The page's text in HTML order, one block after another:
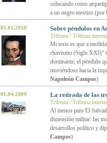
colocando como
a un negro mestizo (por
05.01.2010 Sobre péndulos en
Tribuna / Tribuna
Mi tesis es que a
chavismo (Siglo XXI)”
dominante, el péndulo
moviéndose hacia la
Napoleón Campos)
01.04.2009 La retirada de las
Tribuna / Tribuna
Al menos para El
dimensión militar: las
desarrollos político y
Campos)